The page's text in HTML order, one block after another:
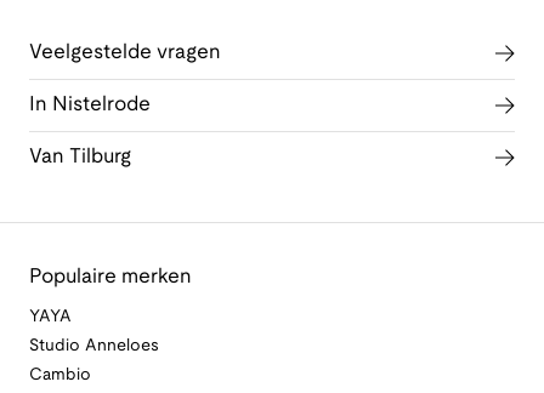
Veelgestelde vragen
In Nistelrode
Van Tilburg
Populaire merken
YAYA
Studio Anneloes
Cambio